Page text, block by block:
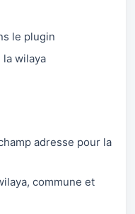
le plugin
la wilaya
adresse pour la
commune et